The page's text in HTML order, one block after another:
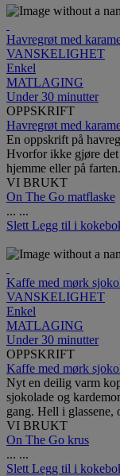
Havregrøt med
VANSKELIGHET
Enkel
MATLAGING
Under 30 minutter
OPPSKRIFT
Havregrøt med
En oppskrift på
Hvorfor ikke gjøre det
hjemme eller på farten.
VI BRUKT
On The Go matflaske
... ...
Slett Legg til i
Kaffe med mørk
VANSKELIGHET
Enkel
MATLAGING
Under 30 minutter
OPPSKRIFT
Kaffe med mørk
Nyt en deilig varm
sjokolade og
gang. Hell i glassene,
VI BRUKT
On The Go krus
... ...
Slett Legg til i